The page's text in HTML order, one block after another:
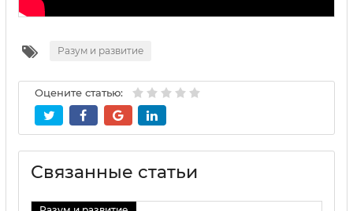
Разум и развитие
Оцените статью:
Связанные статьи